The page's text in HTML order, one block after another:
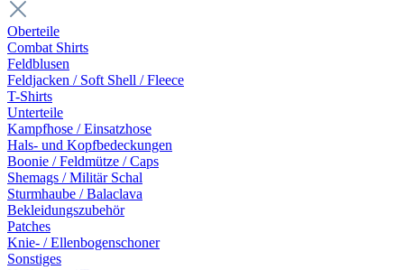
Oberteile
Combat Shirts
Feldblusen
Feldjacken / Soft Shell / Fleece
T-Shirts
Unterteile
Kampfhose / Einsatzhose
Hals- und Kopfbedeckungen
Boonie / Feldmütze / Caps
Shemags / Militär Schal
Sturmhaube / Balaclava
Bekleidungszubehör
Patches
Knie- / Ellenbogenschoner
Sonstiges